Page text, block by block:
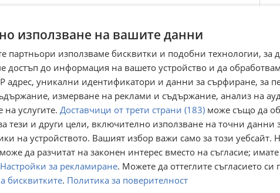
Преглеждания:
☆
☆
сандали
Дамски сандали от
Gianni сандали
използване на вашите данни
партньори използваме бисквитки и подобни технологии, за
достъп до информация на вашето устройство и да
адрес, уникални идентификатори и данни за сърфиране, за
измерване на реклами и съдържание, анализ на
услугите. Доставчици от трети страни (183) може също да
тези и други цели, включително използване на точни данни
на устройството. Вашият избор важи само за този уебсайт.
да разчитат на законен интерес вместо на съгласие;
Настройки за рекламиране. Можете да оттеглите съгласието си
бисквитките. Политика за поверителност